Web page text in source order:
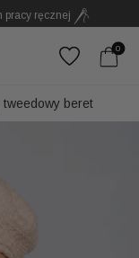
pracy ręcznej
0
tweedowy beret